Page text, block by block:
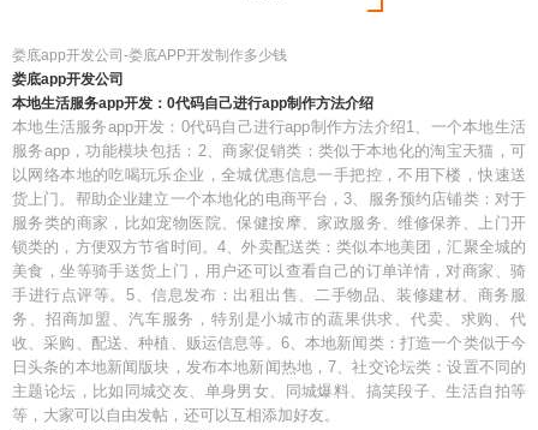
娄底app开发公司-娄底APP开发制作多少钱
娄底app开发公司
本地生活服务app开发：0代码自己进行app制作方法介绍
本地生活服务app开发：0代码自己进行app制作方法介绍1、一个本地生活
服务app，功能模块包括：2、商家促销类：类似于本地化的淘宝天猫，可
以网络本地的吃喝玩乐企业，全城优惠信息一手把控，不用下楼，快速送
货上门。帮助企业建立一个本地化的电商平台，3、服务预约店铺类：对于
服务类的商家，比如宠物医院、保健按摩、家政服务、维修保养、上门开
锁类的，方便双方节省时间。4、外卖配送类：类似本地美团，汇聚全城的
美食，坐等骑手送货上门，用户还可以查看自己的订单详情，对商家、骑
手进行点评等。5、信息发布：出租出售、二手物品、装修建材、商务服
务、招商加盟、汽车服务，特别是小城市的蔬果供求、代卖、求购、代
收、采购、配送、种植、贩运信息等。6、本地新闻类：打造一个类似于今
日头条的本地新闻版块，发布本地新闻热地，7、社交论坛类：设置不同的
主题论坛，比如同城交友、单身男女、同城爆料、搞笑段子、生活自拍等
等，大家可以自由发帖，还可以互相添加好友。